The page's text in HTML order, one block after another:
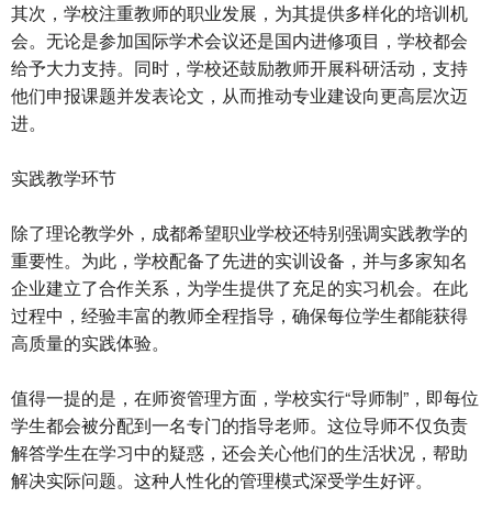
其次，学校注重教师的职业发展，为其提供多样化的培训机
会。无论是参加国际学术会议还是国内进修项目，学校都会
给予大力支持。同时，学校还鼓励教师开展科研活动，支持
他们申报课题并发表论文，从而推动专业建设向更高层次迈
进。
实践教学环节
除了理论教学外，成都希望职业学校还特别强调实践教学的
重要性。为此，学校配备了先进的实训设备，并与多家知名
企业建立了合作关系，为学生提供了充足的实习机会。在此
过程中，经验丰富的教师全程指导，确保每位学生都能获得
高质量的实践体验。
值得一提的是，在师资管理方面，学校实行“导师制”，即每位
学生都会被分配到一名专门的指导老师。这位导师不仅负责
解答学生在学习中的疑惑，还会关心他们的生活状况，帮助
解决实际问题。这种人性化的管理模式深受学生好评。